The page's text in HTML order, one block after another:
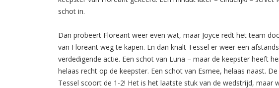
schot in.
Dan probeert Floreant weer even wat, maar Joyce redt het team
van Floreant weg te kapen. En dan knalt Tessel er weer een
verdedigende actie. Een schot van Luna – maar de keepster heeft
helaas recht op de keepster. Een schot van Esmee, helaas naast.
Tessel scoort de 1-2! Het is het laatste stuk van de wedstrijd, maar